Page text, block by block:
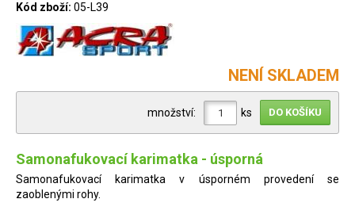
Kód zboží: 05-L39
NENÍ SKLADEM
množství: ks
Samonafukovací karimatka - úsporná
Samonafukovací karimatka v úsporném provedení se
zaoblenými rohy.